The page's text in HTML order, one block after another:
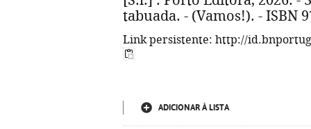
tabuada. - (Vamos!). - ISBN
Link persistente: http://
ADICIONAR À LISTA